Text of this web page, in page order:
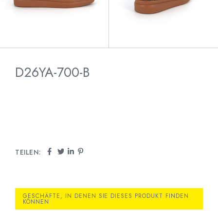
D26YA-700-B
TEILEN:
GESCHÄFTE, IN DENEN SIE DIESES PRODUKT FINDEN
KÖNNEN